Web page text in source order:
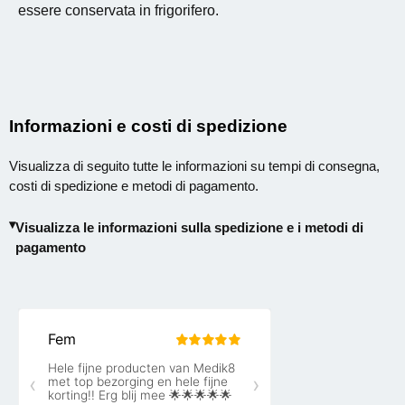
essere conservata in frigorifero.
Informazioni e costi di spedizione
Visualizza di seguito tutte le informazioni su tempi di consegna,
costi di spedizione e metodi di pagamento.
Visualizza le informazioni sulla spedizione e i metodi di
pagamento